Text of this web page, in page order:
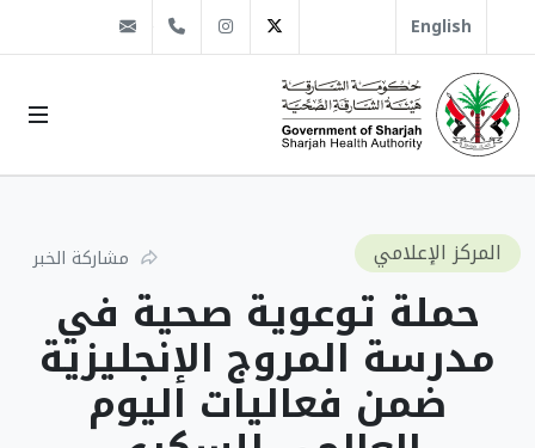
English
Twitter
Instagram
1666 509 6 971+
المركز الإعلامي مشاركة الخبر
حملة توعوية صحية في
مدرسة المروج الإنجليزية
ضمن فعاليات اليوم